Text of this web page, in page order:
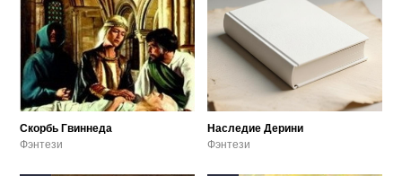
Скорбь Гвиннеда
Фэнтези
Наследие Дерини
Фэнтези